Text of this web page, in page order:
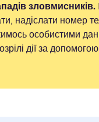
зловмисників.
надіслати номер
особистими
дії за